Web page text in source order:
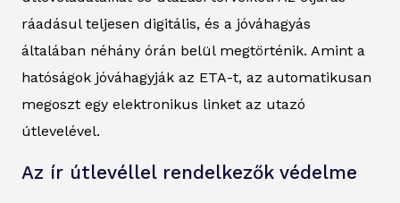
ráadásul teljesen digitális, és a jóváhagyás
általában néhány órán belül megtörténik. Amint a
hatóságok jóváhagyják az ETA-t, az automatikusan
megoszt egy elektronikus linket az utazó
útlevelével.
Az ír útlevéllel rendelkezők védelme